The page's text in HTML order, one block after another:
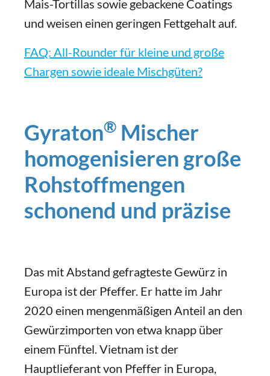
Mais-Tortillas sowie gebackene Coatings
und weisen einen geringen Fettgehalt auf.
FAQ: All-Rounder für kleine und große
Chargen sowie ideale Mischgüten?
Gyraton® Mischer
homogenisieren große
Rohstoffmengen
schonend und präzise
Das mit Abstand gefragteste Gewürz in
Europa ist der Pfeffer. Er hatte im Jahr
2020 einen mengenmäßigen Anteil an den
Gewürzimporten von etwa knapp über
einem Fünftel. Vietnam ist der
Hauptlieferant von Pfeffer in Europa,